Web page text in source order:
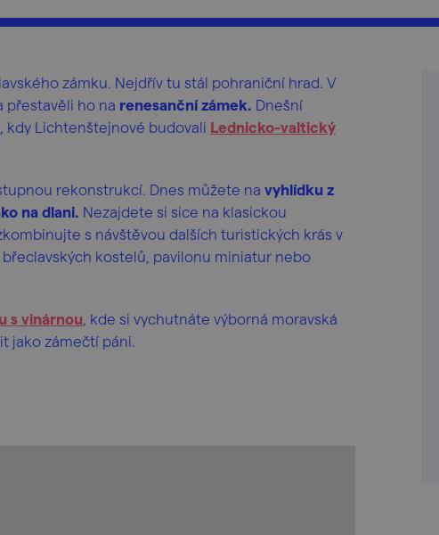
zámku. Nejdřív tu stál pohraniční hrad. V
přestavěli ho na renesanční zámek. Dnešní
kdy Lichtenštejnové budovali Lednicko-valtický
rekonstrukcí. Dnes můžete na vyhlídku z
na dlani. Nezajdete si sice na klasickou
s návštěvou dalších turistických krás v
kostelů, pavilonu miniatur nebo
s vinárnou , kde si vychutnáte výborná moravská
jako zámečtí páni.